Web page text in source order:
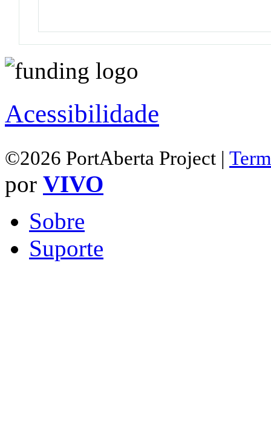
Acessibilidade
©2026 PortAberta Project |
por VIVO
Sobre
Suporte